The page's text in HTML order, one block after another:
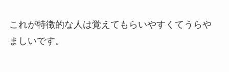
これが特徴的な人は覚えてもらいやすくてうらや
ましいです。